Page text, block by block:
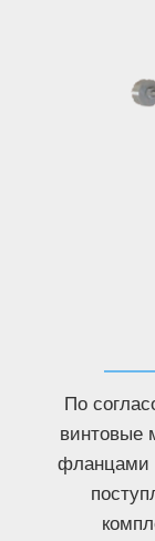
По
винтовые
фланцами